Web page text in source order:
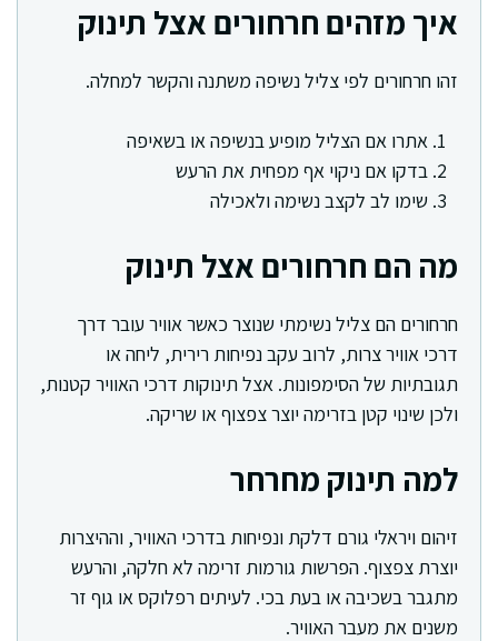
איך מזהים חרחורים אצל תינוק
זהו חרחורים לפי צליל נשיפה משתנה והקשר למחלה.
אתרו אם הצליל מופיע בנשיפה או בשאיפה
בדקו אם ניקוי אף מפחית את הרעש
שימו לב לקצב נשימה ולאכילה
מה הם חרחורים אצל תינוק
חרחורים הם צליל נשימתי שנוצר כאשר אוויר עובר דרך
דרכי אוויר צרות, לרוב עקב נפיחות רירית, ליחה או
תגובתיות של הסימפונות. אצל תינוקות דרכי האוויר קטנות,
ולכן שינוי קטן בזרימה יוצר צפצוף או שריקה.
למה תינוק מחרחר
זיהום ויראלי גורם דלקת ונפיחות בדרכי האוויר, וההיצרות
יוצרת צפצוף. הפרשות גורמות זרימה לא חלקה, והרעש
מתגבר בשכיבה או בעת בכי. לעיתים רפלוקס או גוף זר
משנים את מעבר האוויר.